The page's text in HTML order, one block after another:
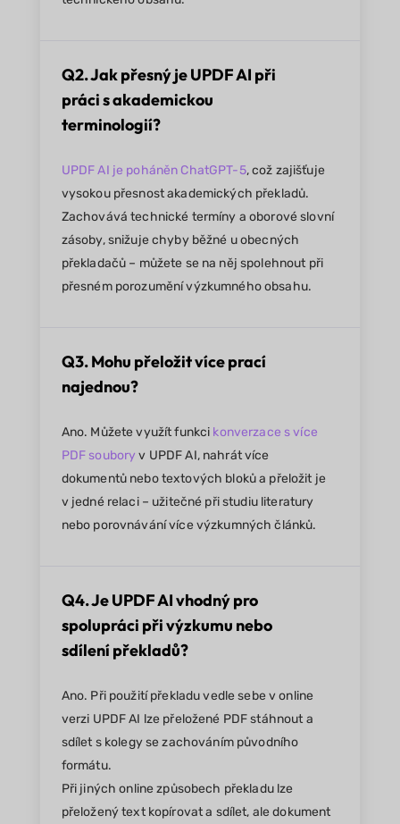
Q2. Jak přesný je UPDF AI při
práci s akademickou
terminologií?
UPDF AI je poháněn ChatGPT-5, což zajišťuje
vysokou přesnost akademických překladů.
Zachovává technické termíny a oborové slovní
zásoby, snižuje chyby běžné u obecných
překladačů – můžete se na něj spolehnout při
přesném porozumění výzkumného obsahu.
Q3. Mohu přeložit více prací
najednou?
Ano. Můžete využít funkci konverzace s více
PDF soubory v UPDF AI, nahrát více
dokumentů nebo textových bloků a přeložit je
v jedné relaci – užitečné při studiu literatury
nebo porovnávání více výzkumných článků.
Q4. Je UPDF AI vhodný pro
spolupráci při výzkumu nebo
sdílení překladů?
Ano. Při použití překladu vedle sebe v online
verzi UPDF AI lze přeložené PDF stáhnout a
sdílet s kolegy se zachováním původního
formátu.
Při jiných online způsobech překladu lze
přeložený text kopírovat a sdílet, ale dokument